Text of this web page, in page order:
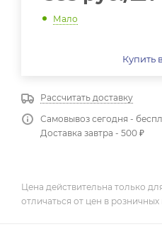
Мало
Купить
Рассчитать доставку
Самовывоз сегодня -
Доставка завтра - 500 ₽
Цена действительна только
отличаться от цен в розничных